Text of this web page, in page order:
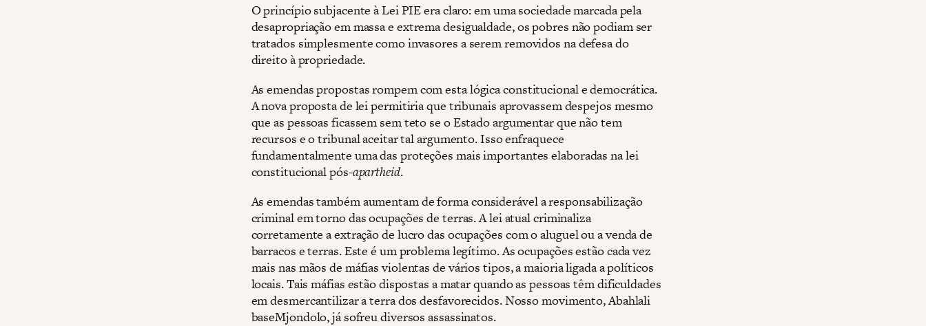
O princípio subjacente à Lei PIE era claro: em uma sociedade marcada pela
desapropriação em massa e extrema desigualdade, os pobres não podiam ser
tratados simplesmente como invasores a serem removidos na defesa do
direito à propriedade.
As emendas propostas rompem com esta lógica constitucional e democrática.
A nova proposta de lei permitiria que tribunais aprovassem despejos mesmo
que as pessoas ficassem sem teto se o Estado argumentar que não tem
recursos e o tribunal aceitar tal argumento. Isso enfraquece
fundamentalmente uma das proteções mais importantes elaboradas na lei
constitucional pós-apartheid.
As emendas também aumentam de forma considerável a responsabilização
criminal em torno das ocupações de terras. A lei atual criminaliza
corretamente a extração de lucro das ocupações com o aluguel ou a venda de
barracos e terras. Este é um problema legítimo. As ocupações estão cada vez
mais nas mãos de máfias violentas de vários tipos, a maioria ligada a políticos
locais. Tais máfias estão dispostas a matar quando as pessoas têm dificuldades
em desmercantilizar a terra dos desfavorecidos. Nosso movimento, Abahlali
baseMjondolo, já sofreu diversos assassinatos.